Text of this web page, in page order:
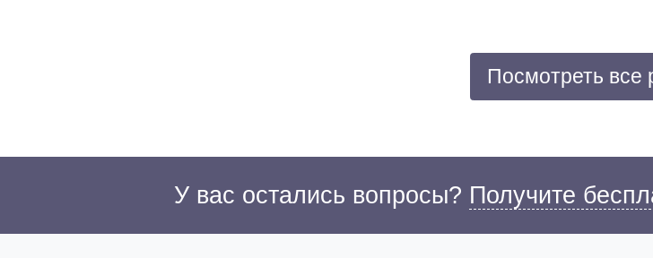
Посмотреть все
У вас остались вопросы? Получите